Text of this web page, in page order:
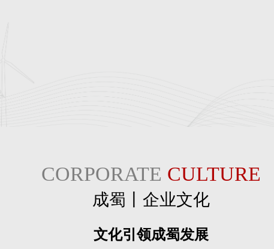
CORPORATE CULTURE
成蜀丨企业文化
文化引领成蜀发展